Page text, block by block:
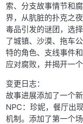
索、分支故事情节和
界，从肮脏的扑克之
毒品引发的谜团，选
了城镇、沙漠、拖车
特的角色、支线事件
应对腐败，并揭开一
变更日志：
故事进展添加了一个
NPC：珍妮，餐厅出
机制。添加了第一个